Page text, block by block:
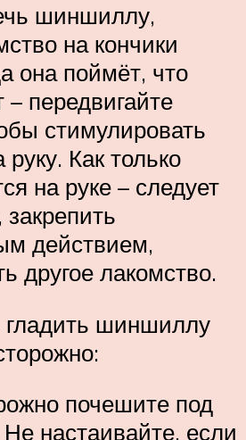
шиншиллу,
на кончики
она поймёт, что
– передвигайте
стимулировать
руку. Как только
на руке – следует
действием,
другое лакомство.
гладить шиншиллу
почешите под
настаивайте, если